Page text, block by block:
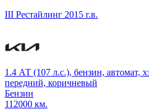
III Рестайлинг 2015 г.в.
1.4 АТ (107 л.с.), бензин, автомат,
передний, коричневый
Бензин
112000 км.